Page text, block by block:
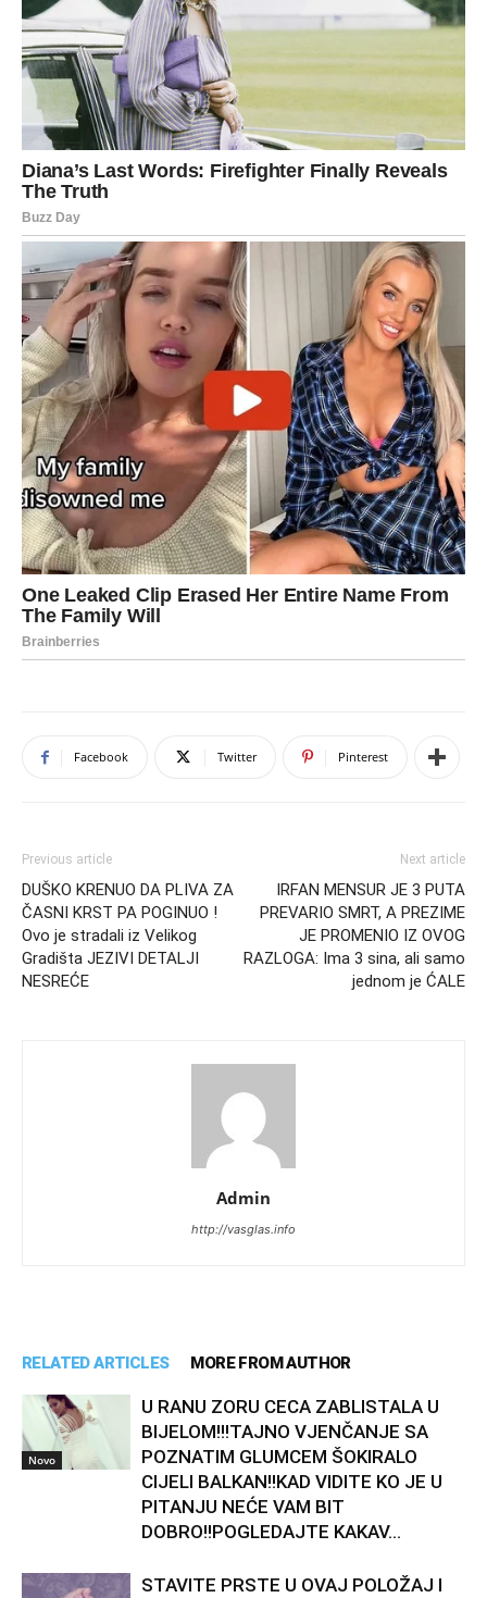
Facebook Twitter Pinterest
Previous article
DUŠKO KRENUO DA PLIVA ZA
ČASNI KRST PA POGINUO !
Ovo je stradali iz Velikog
Gradišta JEZIVI DETALJI
NESREĆE
Next article
IRFAN MENSUR JE 3 PUTA
PREVARIO SMRT, A PREZIME
JE PROMENIO IZ OVOG
RAZLOGA: Ima 3 sina, ali samo
jednom je ĆALE
Admin
http://vasglas.info
RELATED ARTICLES MORE FROM AUTHOR
Novo
U RANU ZORU CECA ZABLISTALA U
BIJELOM!!!TAJNO VJENČANJE SA
POZNATIM GLUMCEM ŠOKIRALO
CIJELI BALKAN!!KAD VIDITE KO JE U
PITANJU NEĆE VAM BIT
DOBRO!!POGLEDAJTE KAKAV...
STAVITE PRSTE U OVAJ POLOŽAJ I